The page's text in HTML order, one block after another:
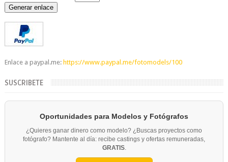
Generar enlace
Enlace a paypal.me: https://www.paypal.me/fotomodels/100
SUSCRIBETE
Oportunidades para Modelos y Fotógrafos
¿Quieres ganar dinero como modelo? ¿Buscas proyectos como
fotógrafo? Mantente al día: recibe castings y ofertas remuneradas,
GRATIS.